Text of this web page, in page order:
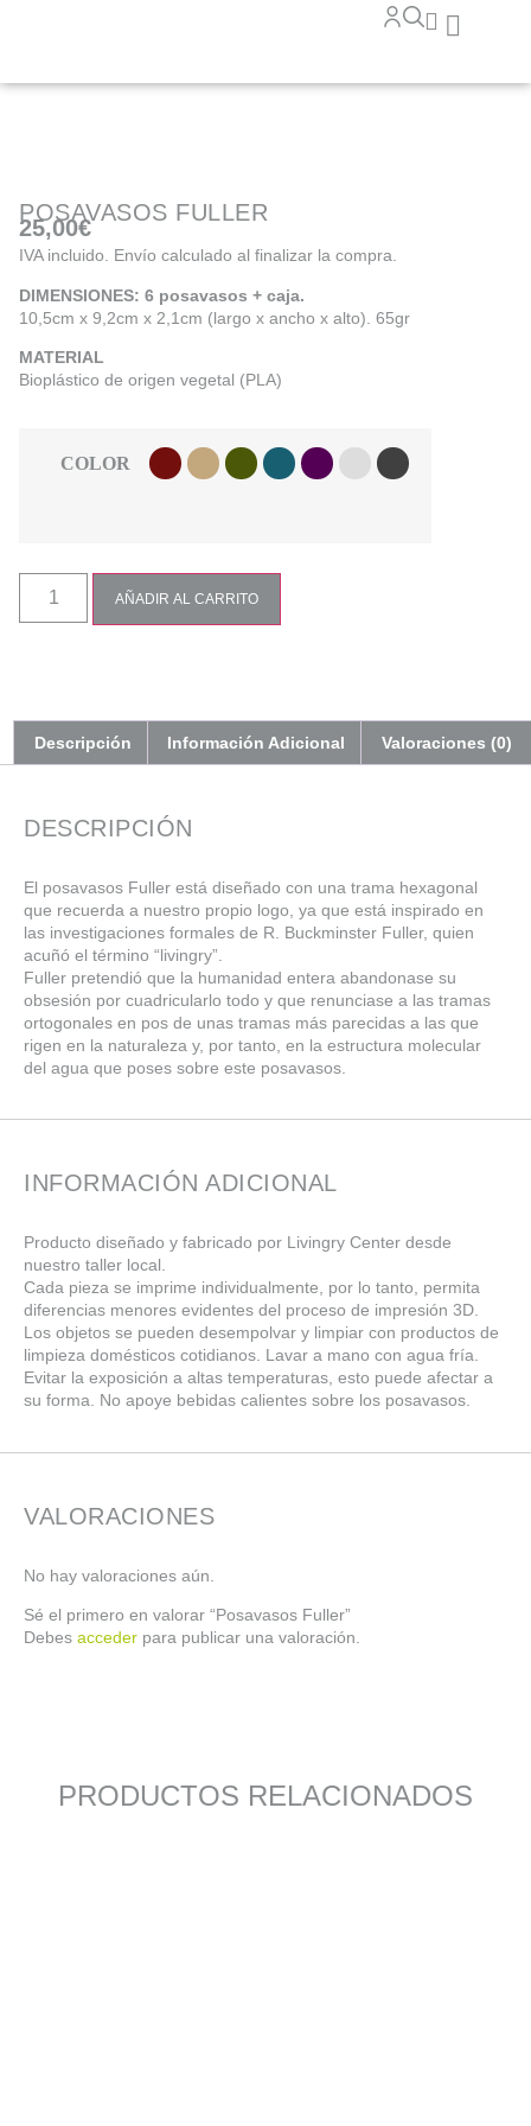
POSAVASOS FULLER
25,00€
IVA incluido. Envío calculado al finalizar la compra.
DIMENSIONES: 6 posavasos + caja.
10,5cm x 9,2cm x 2,1cm (largo x ancho x alto). 65gr
MATERIAL
Bioplástico de origen vegetal (PLA)
COLOR
AÑADIR AL CARRITO
Descripción Información Adicional Valoraciones (0)
DESCRIPCIÓN
El posavasos Fuller está diseñado con una trama hexagonal
que recuerda a nuestro propio logo, ya que está inspirado en
las investigaciones formales de R. Buckminster Fuller, quien
acuñó el término “livingry”.
Fuller pretendió que la humanidad entera abandonase su
obsesión por cuadricularlo todo y que renunciase a las tramas
ortogonales en pos de unas tramas más parecidas a las que
rigen en la naturaleza y, por tanto, en la estructura molecular
del agua que poses sobre este posavasos.
INFORMACIÓN ADICIONAL
Producto diseñado y fabricado por Livingry Center desde
nuestro taller local.
Cada pieza se imprime individualmente, por lo tanto, permita
diferencias menores evidentes del proceso de impresión 3D.
Los objetos se pueden desempolvar y limpiar con productos de
limpieza domésticos cotidianos. Lavar a mano con agua fría.
Evitar la exposición a altas temperaturas, esto puede afectar a
su forma. No apoye bebidas calientes sobre los posavasos.
VALORACIONES
No hay valoraciones aún.
Sé el primero en valorar “Posavasos Fuller”
Debes acceder para publicar una valoración.
PRODUCTOS RELACIONADOS